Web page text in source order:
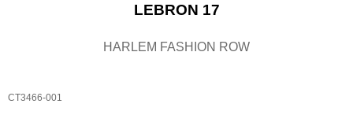
LEBRON 17
HARLEM FASHION ROW
CT3466-001